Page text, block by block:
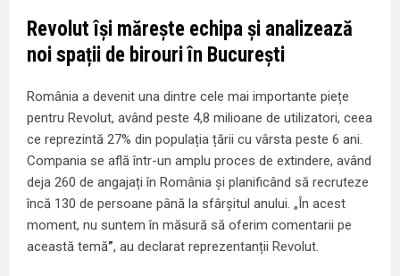
Revolut își mărește echipa și analizează
noi spații de birouri în București
România a devenit una dintre cele mai importante piețe
pentru Revolut, având peste 4,8 milioane de utilizatori, ceea
ce reprezintă 27% din populația țării cu vârsta peste 6 ani.
Compania se află într-un amplu proces de extindere, având
deja 260 de angajați în România și planificând să recruteze
încă 130 de persoane până la sfârșitul anului. „În acest
moment, nu suntem în măsură să oferim comentarii pe
această temă”, au declarat reprezentanții Revolut.